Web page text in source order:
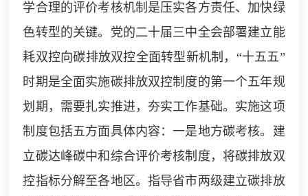
学合理的评价考核机制是压实各方责任、加快绿
色转型的关键。党的二十届三中全会部署建立能
耗双控向碳排放双控全面转型新机制，“十五五”
时期是全面实施碳排放双控制度的第一个五年规
划期，需要扎实推进，夯实工作基础。实施这项
制度包括五方面具体内容：一是地方碳考核。建
立碳达峰碳中和综合评价考核制度，将碳排放双
控指标分解至各地区。指导省市两级建立碳排放